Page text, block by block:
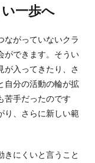
一歩へ
ながっていないクラ
ができます。そうい
が入ってきたり、さ
自分の活動の輪が拡
苦手だったのです
り、さらに新しい範
きにくいと言うこと